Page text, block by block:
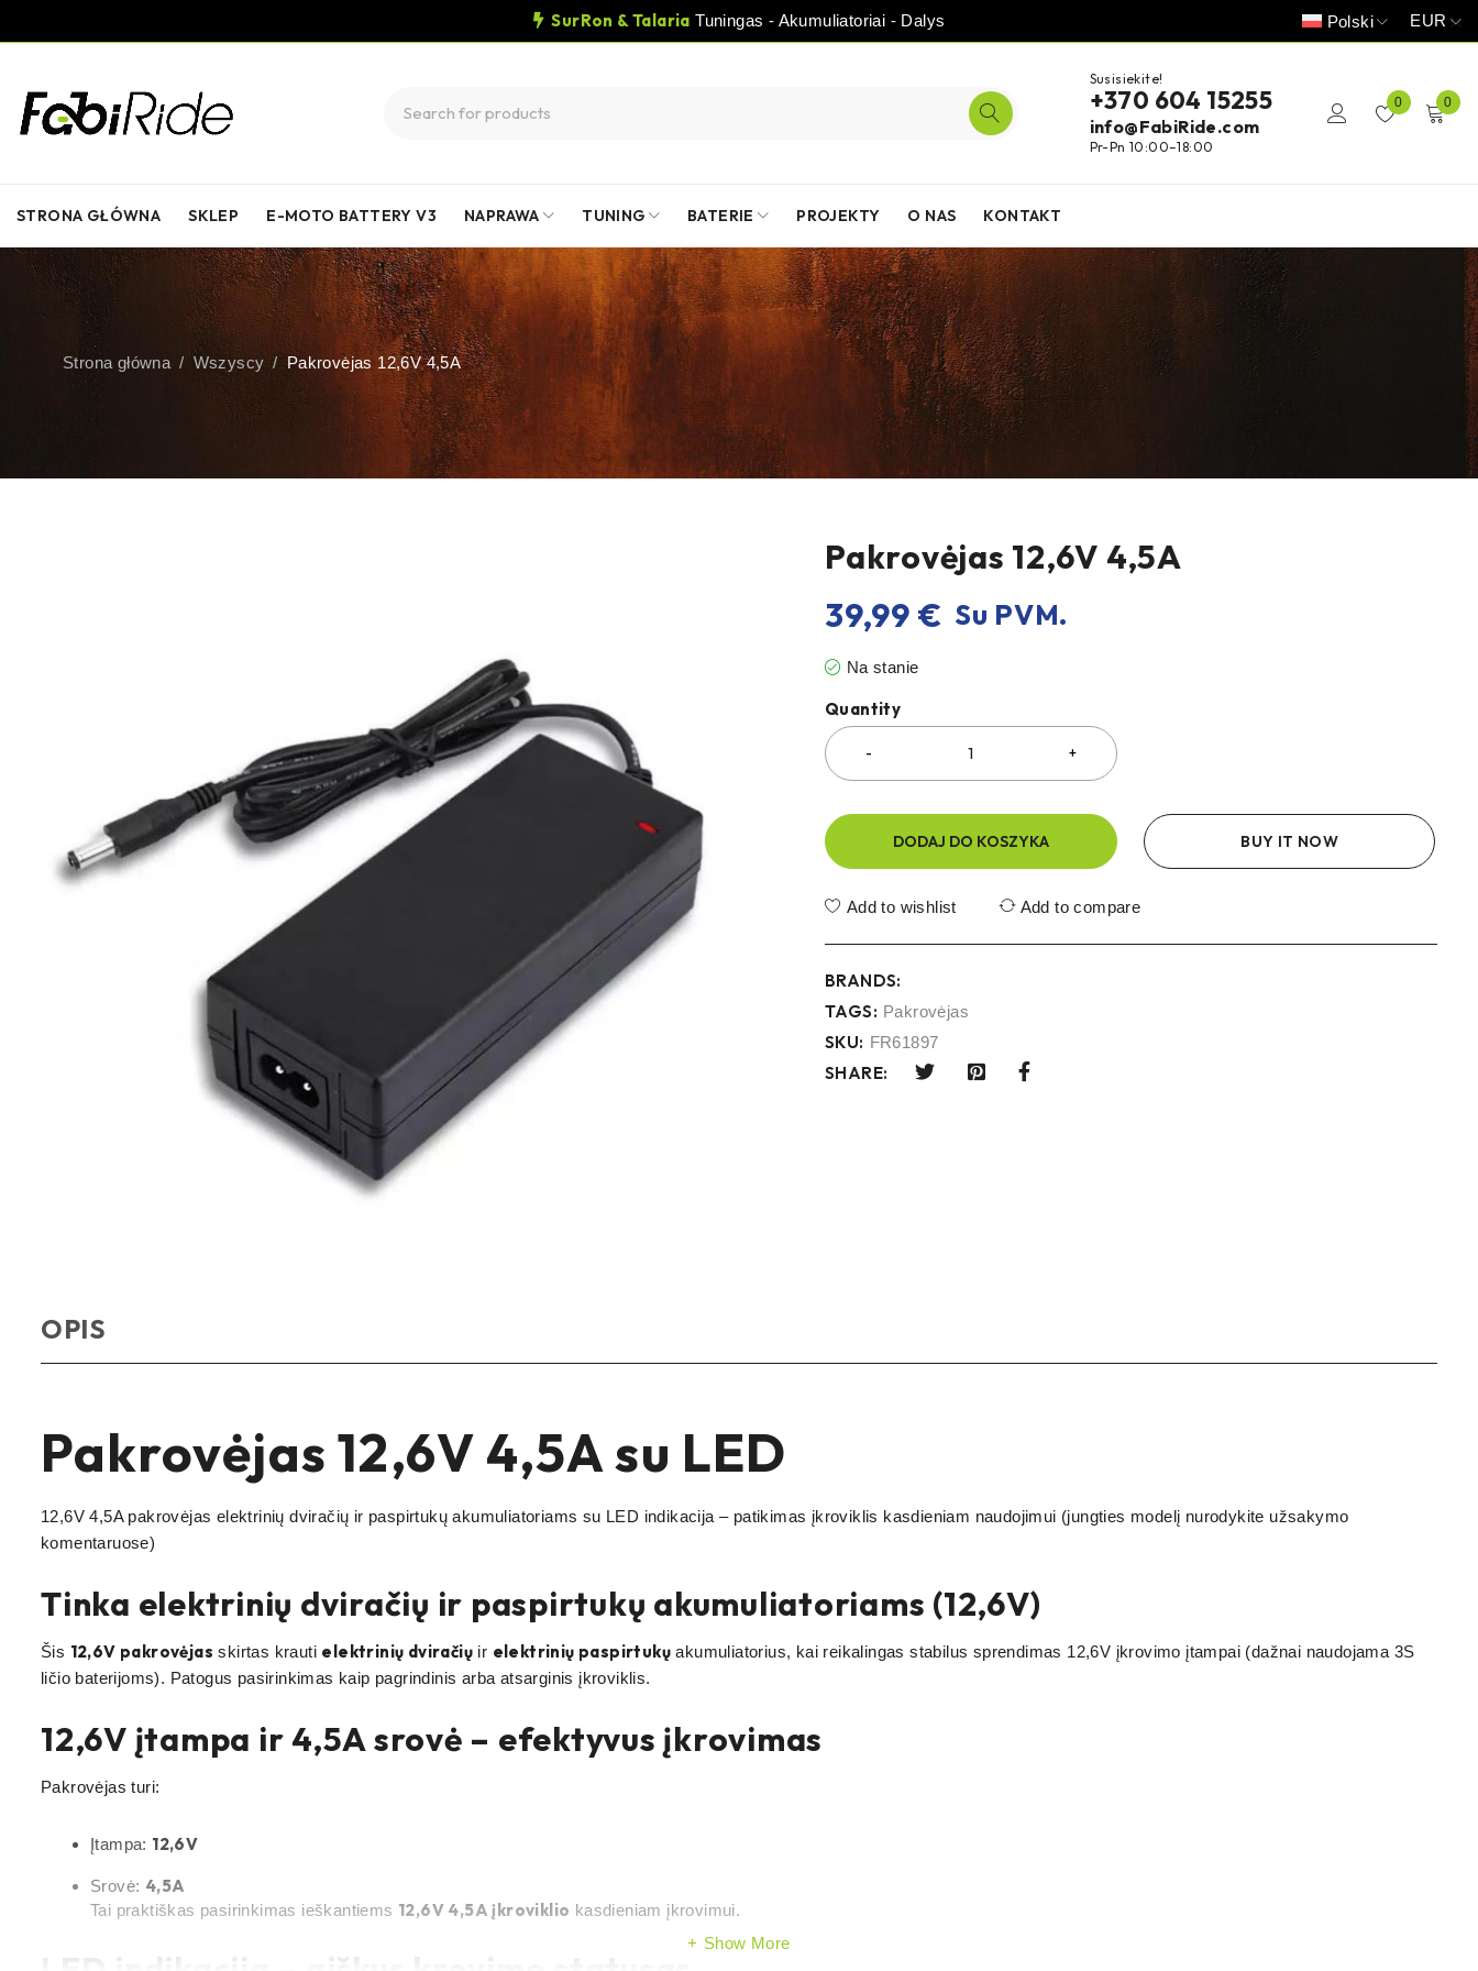
SurRon & Talaria Tuningas - Akumuliatoriai - Dalys Polski EUR
Susisiekite!
+370 604 15255
info@FabiRide.com
Pr-Pn 10:00–18:00
0 0
STRONA GŁÓWNA SKLEP E-MOTO BATTERY V3 NAPRAWA TUNING BATERIE PROJEKTY O NAS KONTAKT
Strona główna / Wszyscy / Pakrovėjas 12,6V 4,5A
Pakrovėjas 12,6V 4,5A
39,99 € Su PVM.
Na stanie
Quantity
DODAJ DO KOSZYKA BUY IT NOW
Add to wishlist Add to compare
BRANDS:
TAGS: Pakrovėjas
SKU: FR61897
SHARE:
OPIS
Pakrovėjas 12,6V 4,5A su LED
12,6V 4,5A pakrovėjas elektrinių dviračių ir paspirtukų akumuliatoriams su LED indikacija – patikimas įkroviklis kasdieniam naudojimui (jungties modelį nurodykite užsakymo
komentaruose)
Tinka elektrinių dviračių ir paspirtukų akumuliatoriams (12,6V)
Šis 12,6V pakrovėjas skirtas krauti elektrinių dviračių ir elektrinių paspirtukų akumuliatorius, kai reikalingas stabilus sprendimas 12,6V įkrovimo įtampai (dažnai naudojama 3S
ličio baterijoms). Patogus pasirinkimas kaip pagrindinis arba atsarginis įkroviklis.
12,6V įtampa ir 4,5A srovė – efektyvus įkrovimas
Pakrovėjas turi:
Įtampa: 12,6V
Srovė: 4,5A
Tai praktiškas pasirinkimas ieškantiems 12,6V 4,5A įkroviklio kasdieniam įkrovimui.
Show More